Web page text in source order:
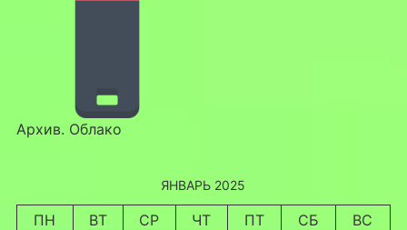
Архив. Облако
ЯНВАРЬ 2025
ПН ВТ СР ЧТ ПТ СБ
ВС